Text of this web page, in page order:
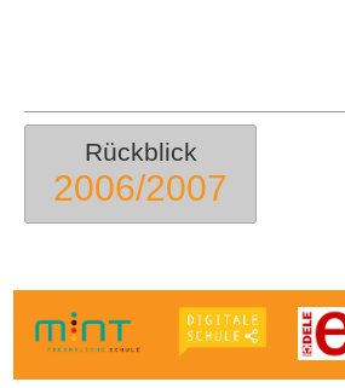
Rückblick
2006/2007